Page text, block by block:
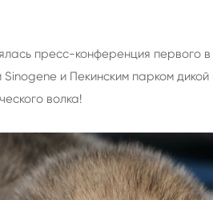
пресс-конференция первого
и Пекинским парком
волка!